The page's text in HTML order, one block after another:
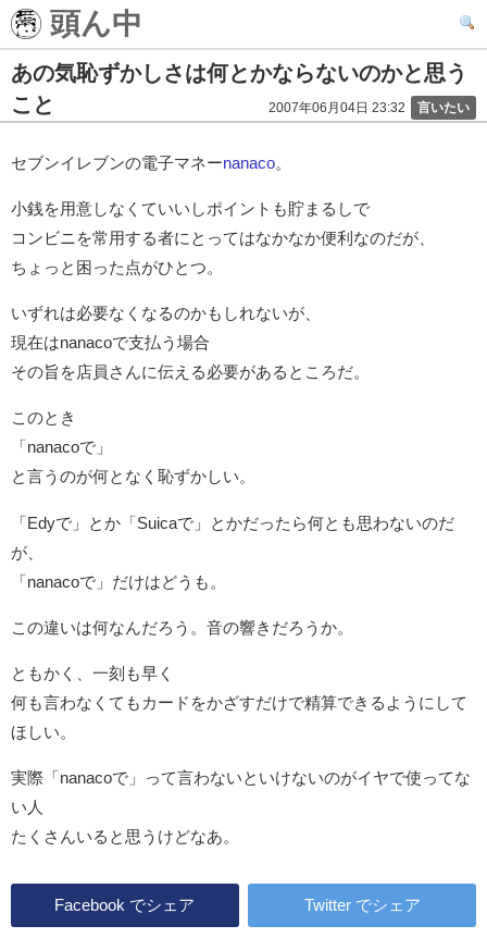
頭ん中
あの気恥ずかしさは何とかならないのかと思う
こと
2007年06月04日 23:32 言いたい
セブンイレブンの電子マネーnanaco。
小銭を用意しなくていいしポイントも貯まるしで
コンビニを常用する者にとってはなかなか便利なのだが、
ちょっと困った点がひとつ。
いずれは必要なくなるのかもしれないが、
現在はnanacoで支払う場合
その旨を店員さんに伝える必要があるところだ。
このとき
「nanacoで」
と言うのが何となく恥ずかしい。
「Edyで」とか「Suicaで」とかだったら何とも思わないのだ
が、
「nanacoで」だけはどうも。
この違いは何なんだろう。音の響きだろうか。
ともかく、一刻も早く
何も言わなくてもカードをかざすだけで精算できるようにして
ほしい。
実際「nanacoで」って言わないといけないのがイヤで使ってな
い人
たくさんいると思うけどなあ。
Facebook でシェア Twitterでシェア